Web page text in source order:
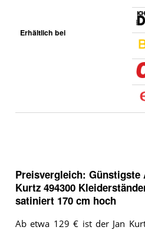
Erhältlich bei
Preisvergleich: Günstigste
Kurtz 494300
satiniert 170 cm hoch
Ab etwa 129 € ist der Jan